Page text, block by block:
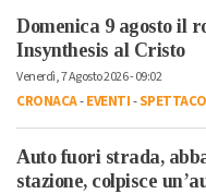
Domenica 9 agosto il
Insynthesis al Cristo
Venerdì, 7 Agosto 2026 - 09:02
CRONACA-EVENTI-
Auto fuori strada,
stazione, colpisce